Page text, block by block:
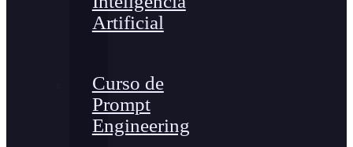
Artificial
Curso de
Prompt
Engineering